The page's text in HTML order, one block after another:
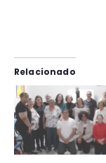
Relacionado